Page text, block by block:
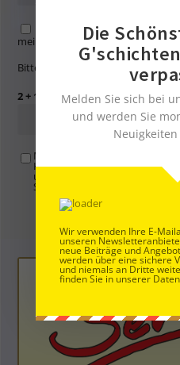
Name, E-Mail-Adresse und
meinen nächsten Kommentar
Bitte gib eine Antwort in Ziffern ein:
2 + 14 =
Mit der Nutzung dieses
Kommentar, Name, Email und
uns und erklären sich
Server gespeichert werden.
Die
Melden Sie sich bei
und werden Sie
Wir verwenden Ihre E-
unseren
neue Beiträge und
werden über eine sichere
und niemals an Dritte
finden Sie in unserer